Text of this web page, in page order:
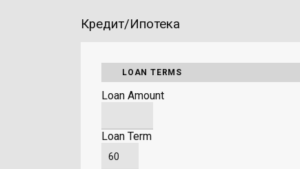
Кредит/Ипотека
LOAN TERMS
Loan Amount
Loan Term